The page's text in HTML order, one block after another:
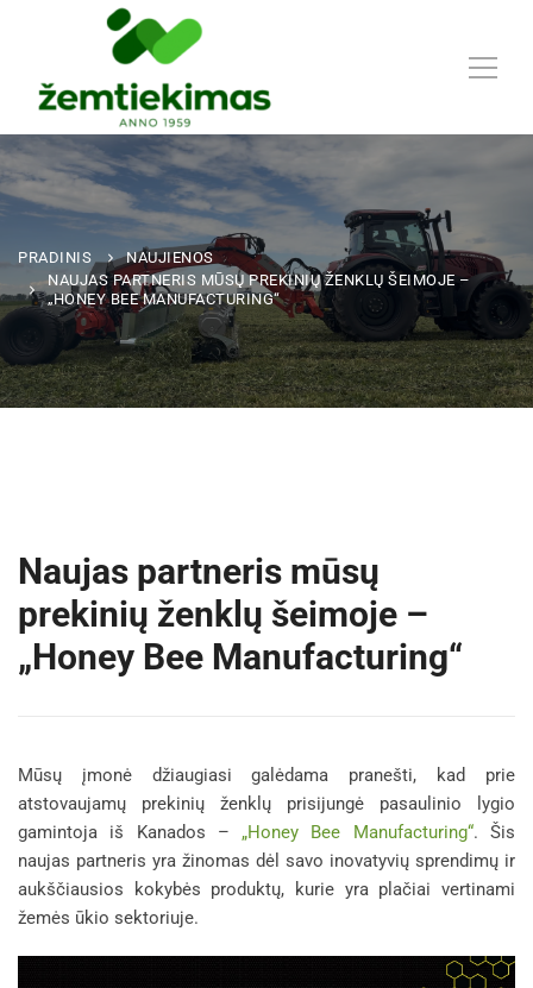
PRADINIS
NAUJIENOS
NAUJAS PARTNERIS MŪSŲ PREKINIŲ ŽENKLŲ ŠEIMOJE –
„HONEY BEE MANUFACTURING“
Naujas partneris mūsų
prekinių ženklų šeimoje –
„Honey Bee Manufacturing“
Mūsų įmonė džiaugiasi galėdama pranešti, kad prie
atstovaujamų prekinių ženklų prisijungė pasaulinio lygio
gamintoja iš Kanados – „Honey Bee Manufacturing“. Šis
naujas partneris yra žinomas dėl savo inovatyvių sprendimų ir
aukščiausios kokybės produktų, kurie yra plačiai vertinami
žemės ūkio sektoriuje.